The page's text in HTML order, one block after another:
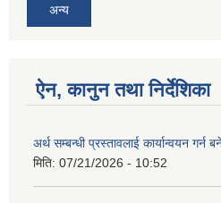
अन्य
ऐन, कानुन तथा निर्देशिका
अर्थ सम्बन्धी प्रस्तावलाई कार्यान्वयन
मिति: 07/21/2026 - 10:52